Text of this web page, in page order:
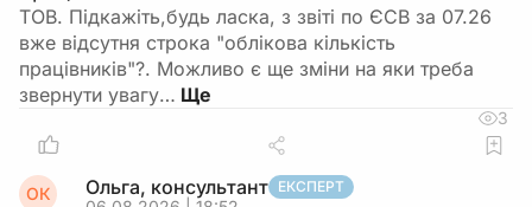
ТОВ. Підкажіть,будь ласка, з звіті по ЄСВ за 07.26
вже відсутня строка "облікова кількість
працівників"?. Можливо є ще зміни на яки треба
звернути увагу…
3
ОК Ольга, консультант ЕКСПЕРТ